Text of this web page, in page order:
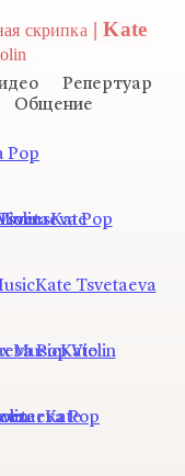
скрипка | Kate
Репертуар
Общение